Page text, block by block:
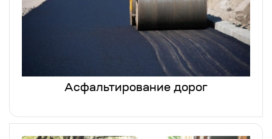
Асфальтирование дорог